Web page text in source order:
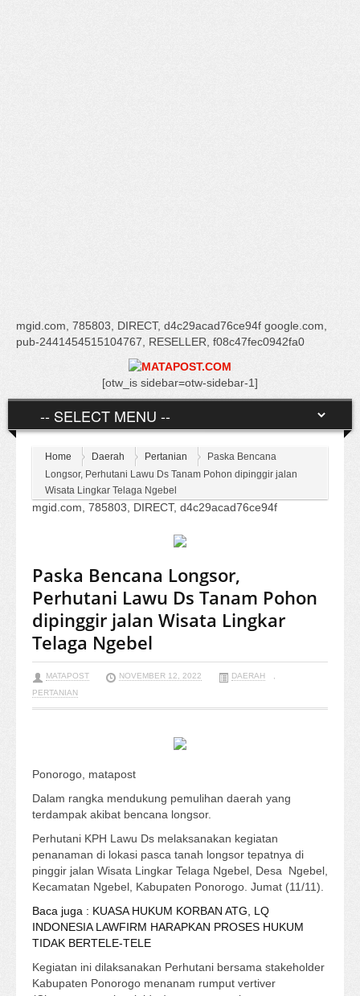
mgid.com, 785803, DIRECT, d4c29acad76ce94f google.com,
pub-2441454515104767, RESELLER, f08c47fec0942fa0
[otw_is sidebar=otw-sidebar-1]
Home Daerah Pertanian
Paska Bencana
Longsor, Perhutani Lawu Ds Tanam Pohon dipinggir jalan
Wisata Lingkar Telaga Ngebel
mgid.com, 785803, DIRECT, d4c29acad76ce94f
Paska Bencana Longsor,
Perhutani Lawu Ds Tanam Pohon
dipinggir jalan Wisata Lingkar
Telaga Ngebel
MATAPOST NOVEMBER 12, 2022 DAERAH
,
PERTANIAN
Ponorogo, matapost
Dalam rangka mendukung pemulihan daerah yang
terdampak akibat bencana longsor.
Perhutani KPH Lawu Ds melaksanakan kegiatan
penanaman di lokasi pasca tanah longsor tepatnya di
pinggir jalan Wisata Lingkar Telaga Ngebel, Desa Ngebel,
Kecamatan Ngebel, Kabupaten Ponorogo. Jumat (11/11).
Baca juga : KUASA HUKUM KORBAN ATG, LQ
INDONESIA LAWFIRM HARAPKAN PROSES HUKUM
TIDAK BERTELE-TELE
Kegiatan ini dilaksanakan Perhutani bersama stakeholder
Kabupaten Ponorogo menanam rumput vertiver